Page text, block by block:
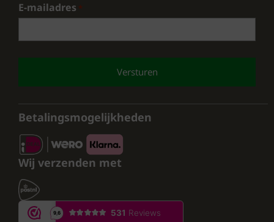
E-mailadres *
CAPTCHA
Betalingsmogelijkheden
Wij verzenden met